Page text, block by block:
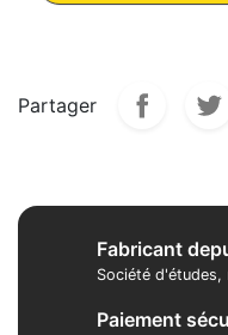
Partager
Fabricant
Société
Paiement